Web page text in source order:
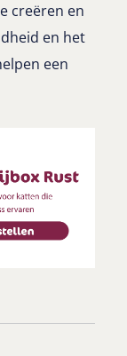
creëren en
en het
een